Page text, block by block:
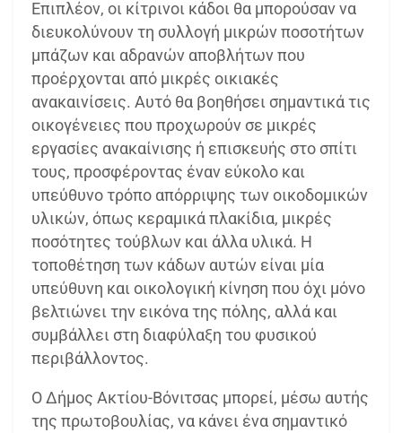
Επιπλέον, οι κίτρινοι κάδοι θα μπορούσαν να
διευκολύνουν τη συλλογή μικρών ποσοτήτων
μπάζων και αδρανών αποβλήτων που
προέρχονται από μικρές οικιακές
ανακαινίσεις. Αυτό θα βοηθήσει σημαντικά τις
οικογένειες που προχωρούν σε μικρές
εργασίες ανακαίνισης ή επισκευής στο σπίτι
τους, προσφέροντας έναν εύκολο και
υπεύθυνο τρόπο απόρριψης των οικοδομικών
υλικών, όπως κεραμικά πλακίδια, μικρές
ποσότητες τούβλων και άλλα υλικά. Η
τοποθέτηση των κάδων αυτών είναι μία
υπεύθυνη και οικολογική κίνηση που όχι μόνο
βελτιώνει την εικόνα της πόλης, αλλά και
συμβάλλει στη διαφύλαξη του φυσικού
περιβάλλοντος.
Ο Δήμος Ακτίου-Βόνιτσας μπορεί, μέσω αυτής
της πρωτοβουλίας, να κάνει ένα σημαντικό